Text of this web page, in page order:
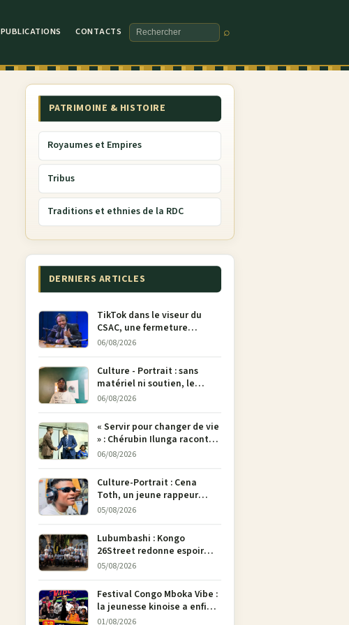
PUBLICATIONS CONTACTS
Rechercher
⌕
PATRIMOINE & HISTOIRE
Royaumes et Empires
Tribus
Traditions et ethnies de la RDC
DERNIERS ARTICLES
TikTok dans le viseur du
CSAC, une fermeture
envisagée pour contrer la
06/08/2026
Culture - Portrait : sans
matériel ni soutien, le
dessinateur Justin
son crayon
06/08/2026
« Servir pour changer de vie
» : Chérubin Ilunga raconte
le parcours du député
Tshimbu en 137 pages
06/08/2026
Culture-Portrait : Cena
Toth, un jeune rappeur
déterminé à faire entendre
05/08/2026
Lubumbashi : Kongo
26Street redonne espoir
aux enfants de la rue par
05/08/2026
Festival Congo Mboka Vibe :
la jeunesse kinoise a enfin
sa plateforme de culture
01/08/2026